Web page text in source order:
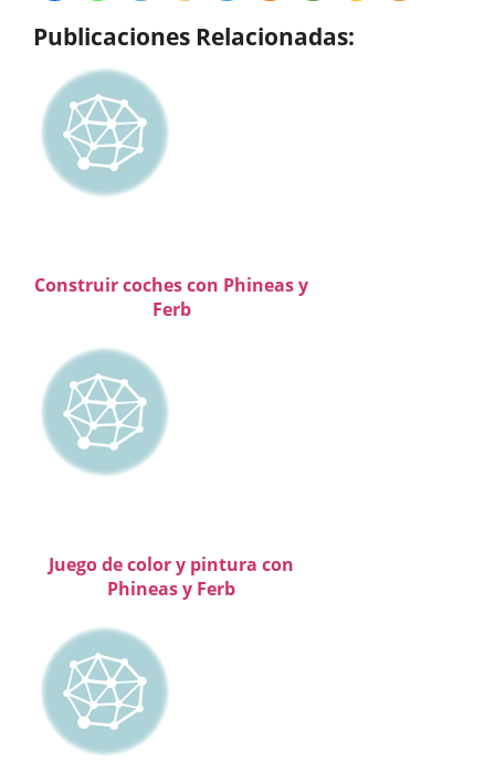
Publicaciones Relacionadas:
Construir coches con Phineas y
Ferb
Juego de color y pintura con
Phineas y Ferb